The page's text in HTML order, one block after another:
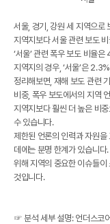
서울, 경기, 강원 세 지역으로
지역지보다 서울 관련 보도
‘서울’ 관련 폭우 보도 비율
지역지의 경우, ‘서울’은
정리해보면, 재해 보도 관련
비중, 폭우 보도에서의 지역
지역지보다 훨씬 더 높은 비
수 있습니다.
제한된 언론의 인력과 자원
데에는 분명 한계가 있습니
위해 지역의 중요한 이슈들
것입니다.
☞ 분석 세부 설명: 언더스코